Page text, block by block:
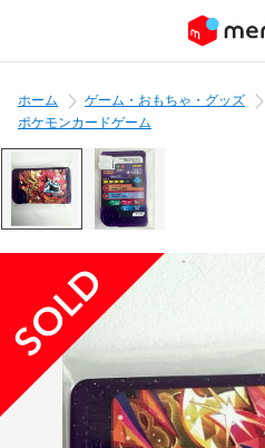
ホーム ゲーム・おもちゃ・グッズ
ポケモンカードゲーム